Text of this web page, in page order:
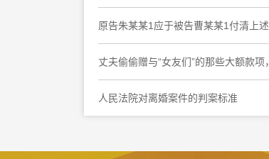
人民法院对离婚案件的判案标准